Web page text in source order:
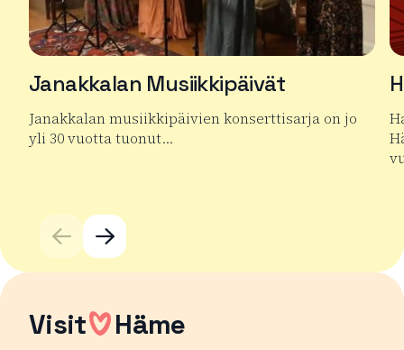
Janakkalan Musiikkipäivät
Janakkalan musiikkipäivien konserttisarja on jo
yli 30 vuotta tuonut…
Visit Häme